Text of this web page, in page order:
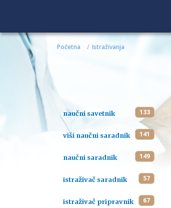
Početna Istraživanja
naučni savetnik 133
viši naučni saradnik 141
naučni saradnik 149
istraživač saradnik 57
istraživač pripravnik 67